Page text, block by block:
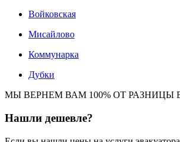
Войковская
Мисайлово
Коммунарка
Дубки
МЫ ВЕРНЕМ ВАМ 100% ОТ РАЗНИЦЫ
Нашли дешевле?